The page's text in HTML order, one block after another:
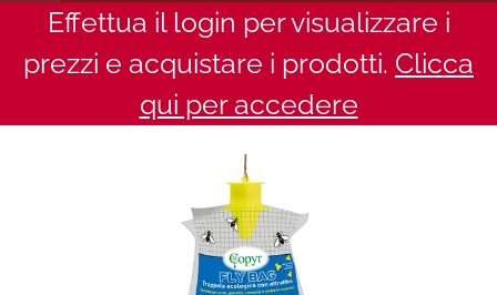
Effettua il login per visualizzare i
prezzi e acquistare i prodotti. Clicca
qui per accedere